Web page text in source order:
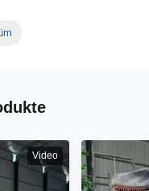
Video